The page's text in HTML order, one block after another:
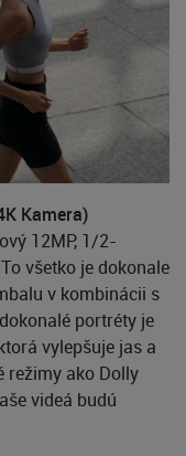
Kamera)
12MP, 1/2-
všetko je dokonale
v kombinácii s
portréty je
vylepšuje jas a
režimy ako Dolly
videá budú